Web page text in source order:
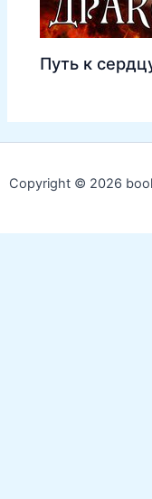
Путь к
Copyright © 2026